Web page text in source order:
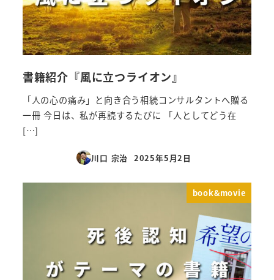
書籍紹介『風に立つライオン』
「人の心の痛み」と向き合う相続コンサルタントへ贈る
一冊 今日は、私が再読するたびに 「人としてどう在
[…]
川口 宗治
投稿日
2025年5月2日
book&movie